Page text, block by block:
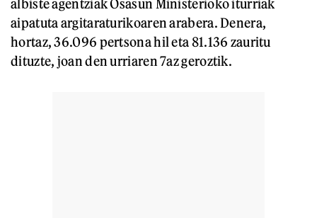
albiste agentziak Osasun Ministerioko iturriak
aipatuta argitaraturikoaren arabera. Denera,
hortaz, 36.096 pertsona hil eta 81.136 zauritu
dituzte, joan den urriaren 7az geroztik.